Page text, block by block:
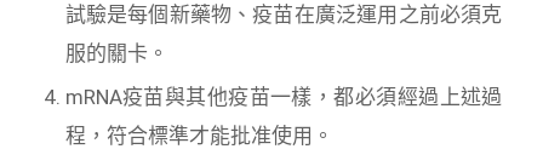
試驗是每個新藥物、疫苗在廣泛運用之前必須克
服的關卡。
mRNA疫苗與其他疫苗一樣，都必須經過上述過
程，符合標準才能批准使用。